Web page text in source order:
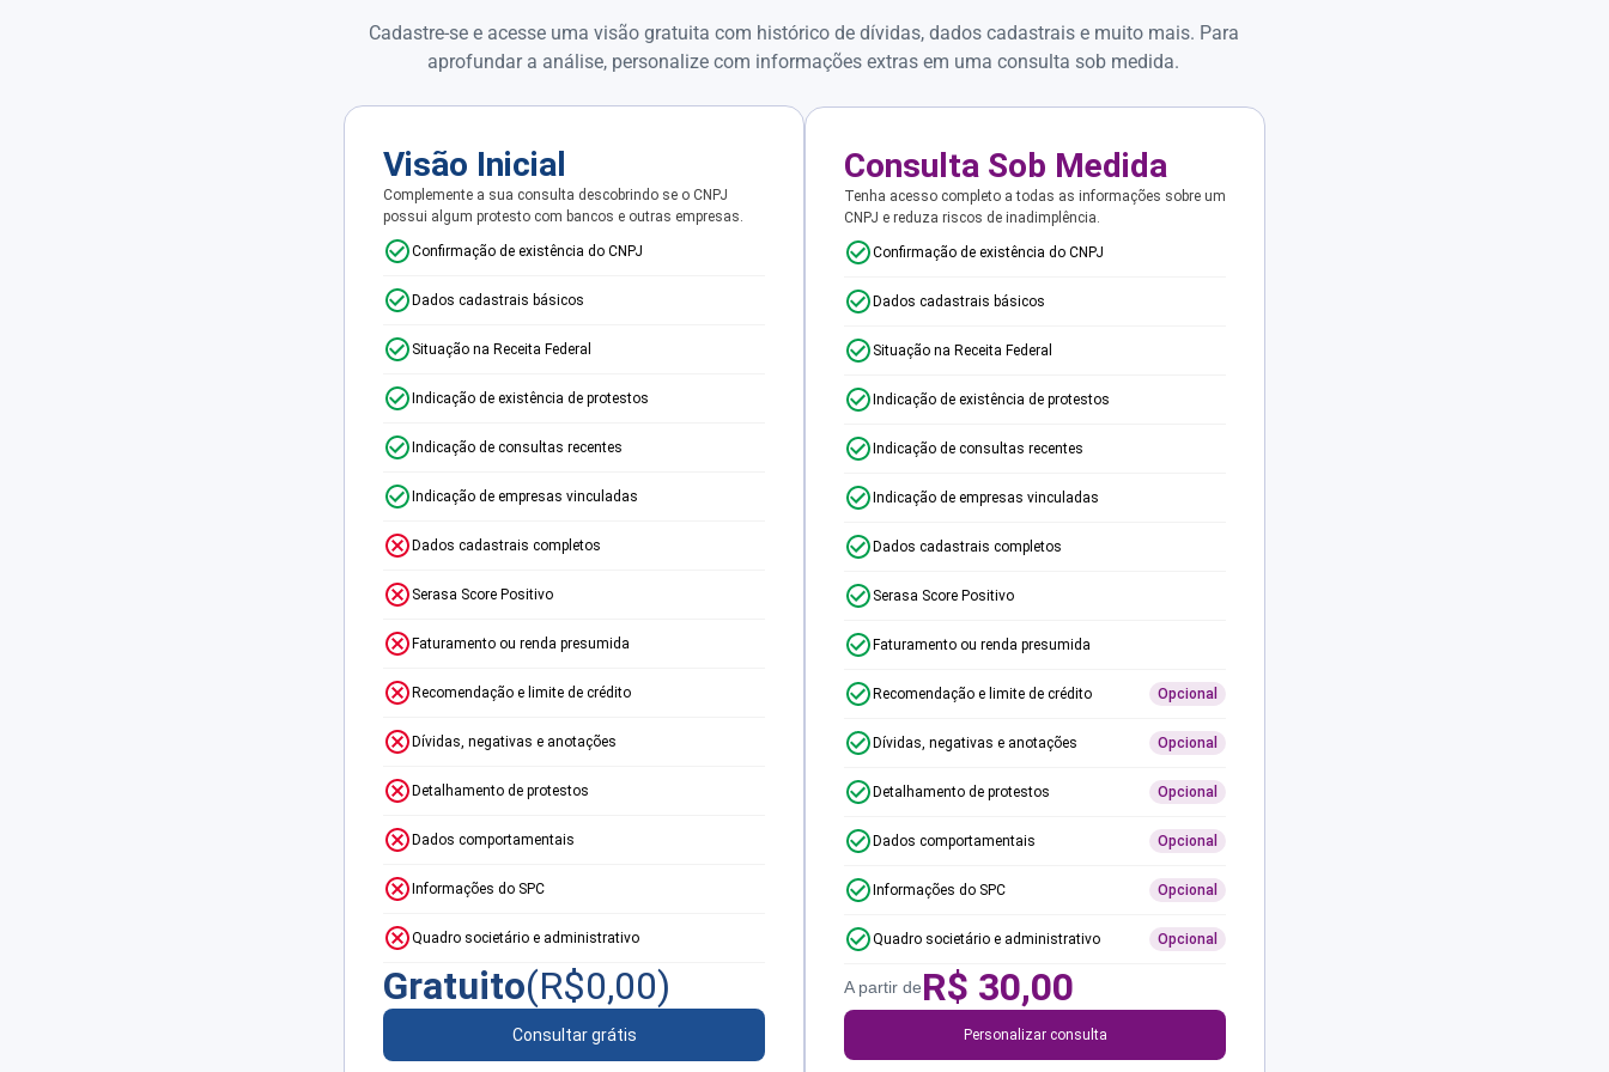
Cadastre-se e acesse uma visão gratuita com histórico de dívidas, dados cadastrais e muito mais. Para
aprofundar a análise, personalize com informações extras em uma consulta sob medida.
Visão Inicial
Complemente a sua consulta descobrindo se o CNPJ
possui algum protesto com bancos e outras empresas.
Confirmação de existência do CNPJ
Dados cadastrais básicos
Situação na Receita Federal
Indicação de existência de protestos
Indicação de consultas recentes
Indicação de empresas vinculadas
Dados cadastrais completos
Serasa Score Positivo
Faturamento ou renda presumida
Recomendação e limite de crédito
Dívidas, negativas e anotações
Detalhamento de protestos
Dados comportamentais
Informações do SPC
Quadro societário e administrativo
Gratuito(R$0,00)
Consultar grátis
Consulta Sob Medida
Tenha acesso completo a todas as informações sobre um
CNPJ e reduza riscos de inadimplência.
Confirmação de existência do CNPJ
Dados cadastrais básicos
Situação na Receita Federal
Indicação de existência de protestos
Indicação de consultas recentes
Indicação de empresas vinculadas
Dados cadastrais completos
Serasa Score Positivo
Faturamento ou renda presumida
Recomendação e limite de crédito Opcional
Dívidas, negativas e anotações Opcional
Detalhamento de protestos Opcional
Dados comportamentais Opcional
Informações do SPC Opcional
Quadro societário e administrativo Opcional
A partir deR$ 30,00
Personalizar consulta